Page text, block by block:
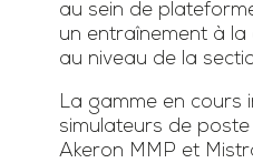
au sein de
un entraînement à
au niveau de la
La gamme en cours
simulateurs de
Akeron MMP et